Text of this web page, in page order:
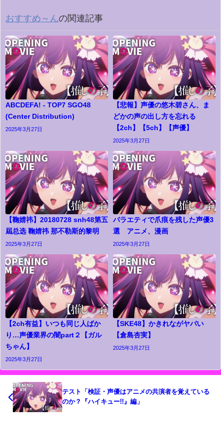
おすすめ～んの関連記事
ABCDEFA! - TOP7 SGO48
(Center Distribution)
2025年3月27日
【悲報】声優の悠木碧さん、ま
どかの声の出し方を忘れる
【2ch】【5ch】【声優】
2025年3月27日
【鞠婧祎】20180728 snh48第五
屆总选 鞠婧祎 那不勒斯的黎明
2025年3月27日
バラエティで爪痕を残した声優3
選 アニメ、漫画
2025年3月27日
【2ch有益】いつも同じ人ばか
り…声優業界の闇part２【ガル
ちゃん】
2025年3月27日
【SKE48】かきれながヤバい
【倉島杏実】
2025年3月27日
テスト「検証・声優はアニメの共演者を覚えている
のか？『ハイキュー!!』編」